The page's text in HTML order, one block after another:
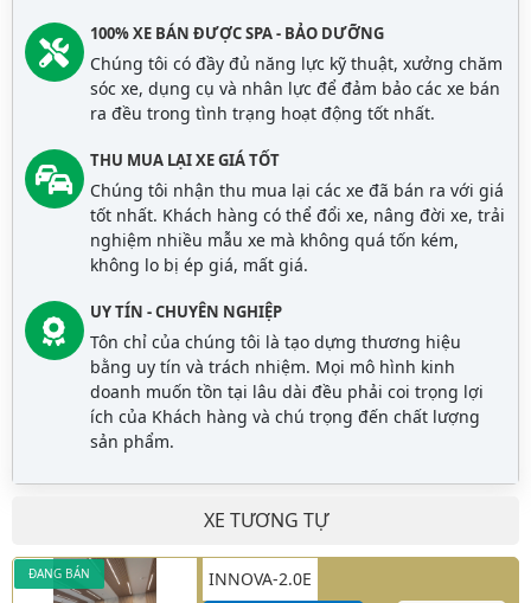
100% XE BÁN ĐƯỢC SPA - BẢO DƯỠNG
Chúng tôi có đầy đủ năng lực kỹ thuật, xưởng chăm
sóc xe, dụng cụ và nhân lực để đảm bảo các xe bán
ra đều trong tình trạng hoạt động tốt nhất.
THU MUA LẠI XE GIÁ TỐT
Chúng tôi nhận thu mua lại các xe đã bán ra với giá
tốt nhất. Khách hàng có thể đổi xe, nâng đời xe, trải
nghiệm nhiều mẫu xe mà không quá tốn kém,
không lo bị ép giá, mất giá.
UY TÍN - CHUYÊN NGHIỆP
Tôn chỉ của chúng tôi là tạo dựng thương hiệu
bằng uy tín và trách nhiệm. Mọi mô hình kinh
doanh muốn tồn tại lâu dài đều phải coi trọng lợi
ích của Khách hàng và chú trọng đến chất lượng
sản phẩm.
XE TƯƠNG TỰ
INNOVA-2.0E
ĐANG BÁN